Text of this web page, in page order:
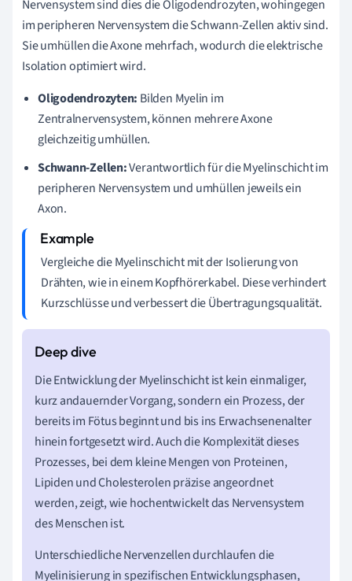
Nervensystem sind dies die Oligodendrozyten, wohingegen
im peripheren Nervensystem die Schwann-Zellen aktiv sind.
Sie umhüllen die Axone mehrfach, wodurch die elektrische
Isolation optimiert wird.
Oligodendrozyten: Bilden Myelin im
Zentralnervensystem, können mehrere Axone
gleichzeitig umhüllen.
Schwann-Zellen:Verantwortlich für die Myelinschicht im
peripheren Nervensystem und umhüllen jeweils ein
Axon.
Vergleiche die Myelinschicht mit der Isolierung von
Drähten, wie in einem Kopfhörerkabel. Diese verhindert
Kurzschlüsse und verbessert die Übertragungsqualität.
Die Entwicklung der Myelinschicht ist kein einmaliger,
kurz andauernder Vorgang, sondern ein Prozess, der
bereits im Fötus beginnt und bis ins Erwachsenenalter
hinein fortgesetzt wird. Auch die Komplexität dieses
Prozesses, bei dem kleine Mengen von Proteinen,
Lipiden und Cholesterolen präzise angeordnet
werden, zeigt, wie hochentwickelt das Nervensystem
des Menschen ist.
Unterschiedliche Nervenzellen durchlaufen die
Myelinisierung in spezifischen Entwicklungsphasen,